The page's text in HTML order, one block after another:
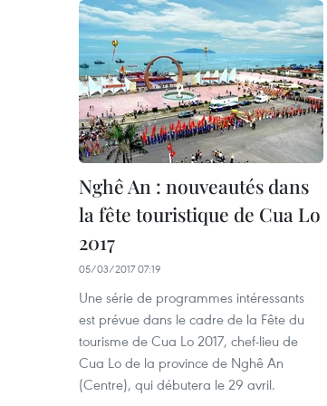
Nghê An : nouveautés dans
la fête touristique de Cua Lo
2017
05/03/2017 07:19
Une série de programmes intéressants
est prévue dans le cadre de la Fête du
tourisme de Cua Lo 2017, chef-lieu de
Cua Lo de la province de Nghê An
(Centre), qui débutera le 29 avril.